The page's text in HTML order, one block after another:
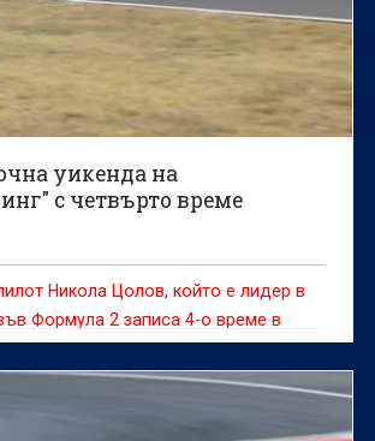
уикенда на
с четвърто време
Никола Цолов, който е лидер в
Формула 2 записа 4-о време в
на „Хунгароринг“ днес